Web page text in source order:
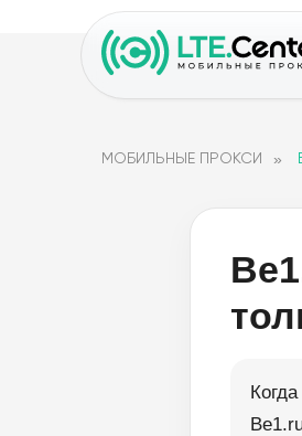
МОБИЛЬНЫЕ ПРОКСИ »